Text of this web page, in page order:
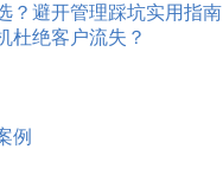
？避开管理踩坑实用指南
杜绝客户流失？